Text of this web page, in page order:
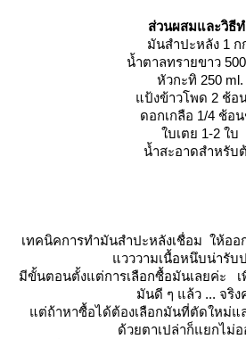
ส่วนผสมและวิธี
มันสำปะหลัง 1 ก
น้ำตาลทรายขาว
หัวกะทิ 250 ml.
ป้งข้าวโพด 2 ช้อ
ดอกเกลือ 1/4 ช้อ
บเตย 1-2 ใบ
น้ำสะอาดสำหรับ
เทคนิคการทำมันสำปะหลังเชื่อม ให้ออก
วววามเนื้อหนึบน่ารับ
มีขั้นตอนตั้งแต่การเลือกซื้อมันเลยค่ะ
มันดี ๆ แล้ว ... จริง
ต่ถ้าหาซื้อได้ต้องเลือกมันที่ตัดใหม่แ
ด้วยตาเปล่าก็แยกไม่